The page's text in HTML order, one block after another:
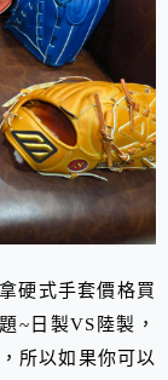
式手套價格買
~日製VS陸製，
所以如果你可以